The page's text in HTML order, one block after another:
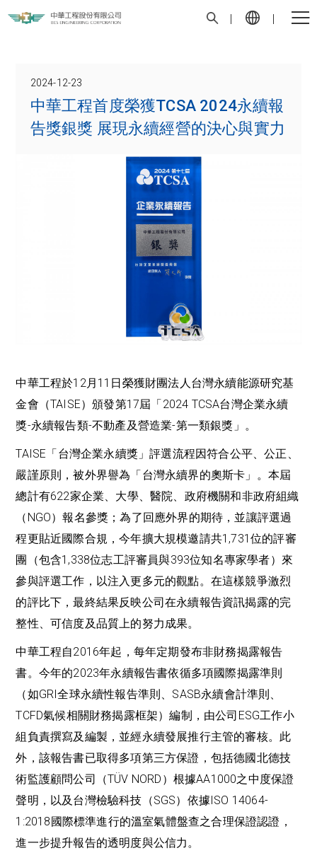
2024-12-23
中華工程首度榮獲TCSA 2024永續報
告獎銀獎 展現永續經營的決心與實力
中華工程於12月11日榮獲財團法人台灣永續能源研究基
金會（TAISE）頒發第17屆「2024 TCSA台灣企業永續
獎-永續報告類-不動產及營造業-第一類銀獎」。
TAISE「台灣企業永續獎」評選流程因符合公平、公正、
嚴謹原則，被外界譽為「台灣永續界的奧斯卡」。本屆
總計有622家企業、大學、醫院、政府機關和非政府組織
（NGO）報名參獎；為了回應外界的期待，並讓評選過
程更貼近國際合規，今年擴大規模邀請共1,731位的評審
團（包含1,338位志工評審員與393位知名專家學者）來
參與評選工作，以注入更多元的觀點。在這樣競爭激烈
的評比下，最終結果反映公司在永續報告資訊揭露的完
整性、可信度及品質上的努力成果。
中華工程自2016年起，每年定期發布非財務揭露報告
書。今年的2023年永續報告書依循多項國際揭露準則
（如GRI全球永續性報告準則、SASB永續會計準則、
TCFD氣候相關財務揭露框架）編制，由公司ESG工作小
組負責撰寫及編製，並經永續發展推行主管的審核。此
外，該報告書已取得多項第三方保證，包括德國北德技
術監護顧問公司（TÜV NORD）根據AA1000之中度保證
聲明，以及台灣檢驗科技（SGS）依據ISO 14064-
1:2018國際標準進行的溫室氣體盤查之合理保證認證，
進一步提升報告的透明度與公信力。